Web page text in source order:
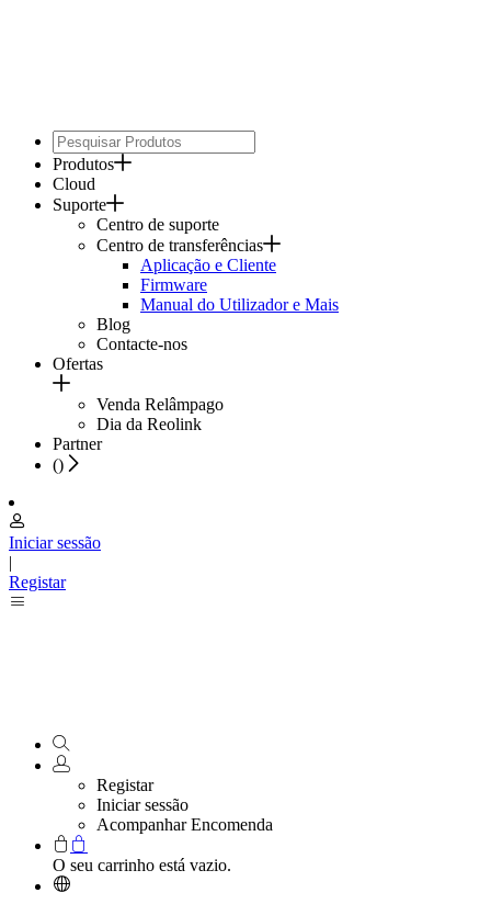
Produtos
Cloud
Suporte
Centro de suporte
Centro de transferências
Aplicação e Cliente
Firmware
Manual do Utilizador e Mais
Blog
Contacte-nos
Ofertas
Venda Relâmpago
Dia da Reolink
Partner
()
Iniciar sessão
|
Registar
Registar
Iniciar sessão
Acompanhar Encomenda
O seu carrinho está vazio.